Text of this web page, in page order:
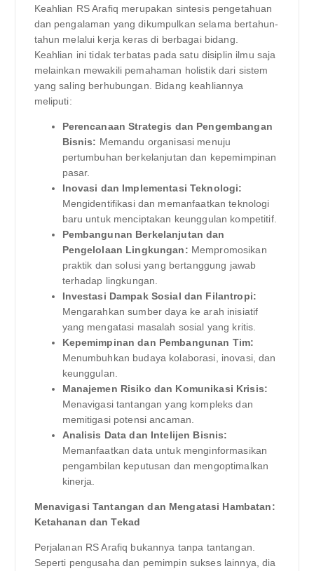
Keahlian RS Arafiq merupakan sintesis pengetahuan
dan pengalaman yang dikumpulkan selama bertahun-
tahun melalui kerja keras di berbagai bidang.
Keahlian ini tidak terbatas pada satu disiplin ilmu saja
melainkan mewakili pemahaman holistik dari sistem
yang saling berhubungan. Bidang keahliannya
meliputi:
Perencanaan Strategis dan Pengembangan
Bisnis: Memandu organisasi menuju
pertumbuhan berkelanjutan dan kepemimpinan
pasar.
Inovasi dan Implementasi Teknologi:
Mengidentifikasi dan memanfaatkan teknologi
baru untuk menciptakan keunggulan kompetitif.
Pembangunan Berkelanjutan dan
Pengelolaan Lingkungan: Mempromosikan
praktik dan solusi yang bertanggung jawab
terhadap lingkungan.
Investasi Dampak Sosial dan Filantropi:
Mengarahkan sumber daya ke arah inisiatif
yang mengatasi masalah sosial yang kritis.
Kepemimpinan dan Pembangunan Tim:
Menumbuhkan budaya kolaborasi, inovasi, dan
keunggulan.
Manajemen Risiko dan Komunikasi Krisis:
Menavigasi tantangan yang kompleks dan
memitigasi potensi ancaman.
Analisis Data dan Intelijen Bisnis:
Memanfaatkan data untuk menginformasikan
pengambilan keputusan dan mengoptimalkan
kinerja.
Menavigasi Tantangan dan Mengatasi Hambatan:
Ketahanan dan Tekad
Perjalanan RS Arafiq bukannya tanpa tantangan.
Seperti pengusaha dan pemimpin sukses lainnya, dia